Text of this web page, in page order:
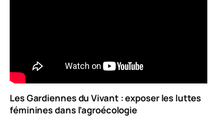
Les Gardiennes du Vivant: exposer les luttes
féminines dans l’agroécologie